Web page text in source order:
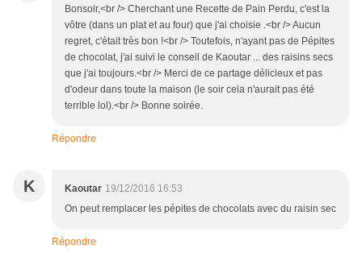
Bonsoir,<br /> Cherchant une Recette de Pain Perdu, c'est la
vôtre (dans un plat et au four) que j'ai choisie .<br /> Aucun
regret, c'était très bon !<br /> Toutefois, n'ayant pas de Pépites
de chocolat, j'ai suivi le conseil de Kaoutar ... des raisins secs
que j'ai toujours.<br /> Merci de ce partage délicieux et pas
d'odeur dans toute la maison (le soir cela n'aurait pas été
terrible lol).<br /> Bonne soirée.
Répondre
K Kaoutar 19/12/2016 16:53
On peut remplacer les pépites de chocolats avec du raisin sec
Répondre